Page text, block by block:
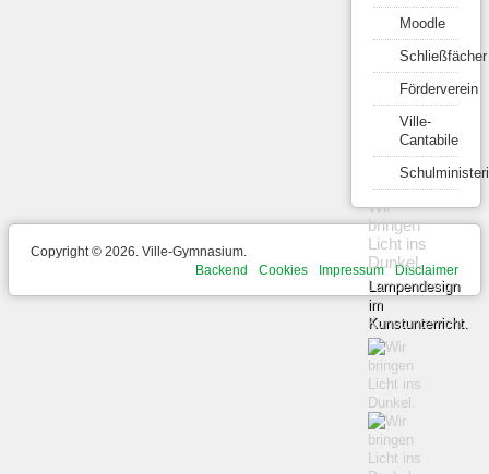
VGE ...
Vielfalt
Gemeinsam
Erleben.
Wir
bringen
Licht ins
Dunkel.
Lampendesign
im
Kunstunterricht.
Moodle
Schließfächer
Förderverein
Ville-
Cantabile
Copyright © 2026. Ville-Gymnasium.
Disclaimer
Impressum
Cookies
Backend